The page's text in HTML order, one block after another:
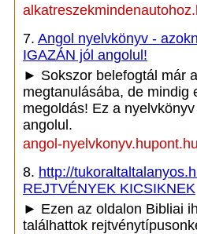
7. Angol nyelvkönyv -
IGAZÁN jól angolul!
► Sokszor belefogtál már
megtanulásába, de mindig
megoldás! Ez a
angolul.
angol-nyelvkonyv.hupont.hu
8. http://
REJTVÉNYEK KICSIKNEK
► Ezen az oldalon Bibliai
találhattok